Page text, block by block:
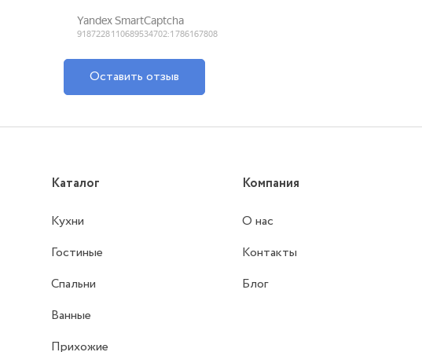
Оставить отзыв
Каталог
Кухни
Гостиные
Спальни
Ванные
Прихожие
Компания
О нас
Контакты
Блог